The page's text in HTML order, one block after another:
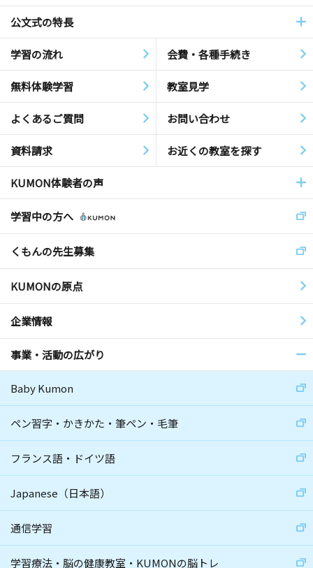
公文式の特長
学習の流れ 会費・各種手続き
無料体験学習 教室見学
よくあるご質問 お問い合わせ
資料請求 お近くの教室を探す
KUMON体験者の声
学習中の方へ
くもんの先生募集
KUMONの原点
企業情報
事業・活動の広がり
Baby Kumon
ペン習字・かきかた・筆ペン・毛筆
フランス語・ドイツ語
Japanese（日本語）
通信学習
学習療法・脳の健康教室・KUMONの脳トレ